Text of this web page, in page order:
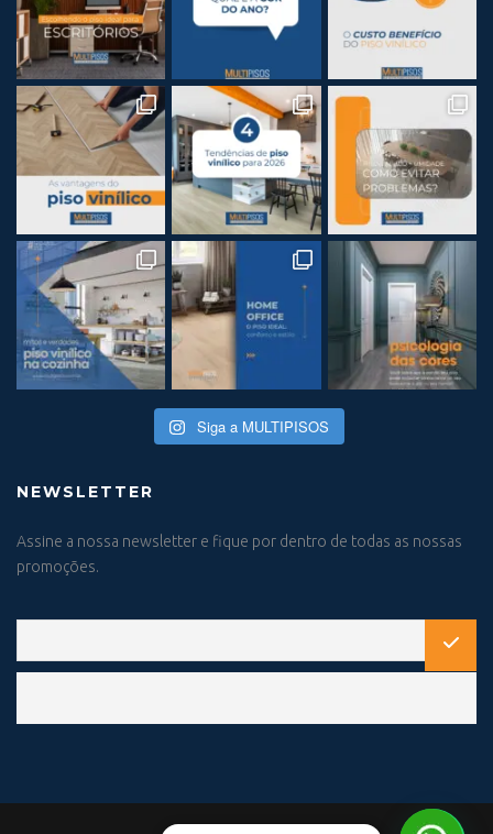
Siga a MULTIPISOS
NEWSLETTER
Assine a nossa newsletter e fique por dentro de todas as nossas
promoções.